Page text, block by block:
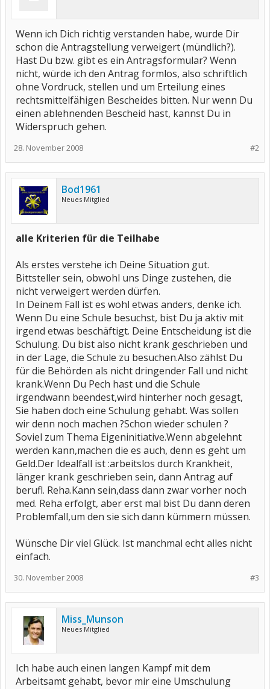
Wenn ich Dich richtig verstanden habe, wurde Dir
schon die Antragstellung verweigert (mündlich?).
Hast Du bzw. gibt es ein Antragsformular? Wenn
nicht, würde ich den Antrag formlos, also schriftlich
ohne Vordruck, stellen und um Erteilung eines
rechtsmittelfähigen Bescheides bitten. Nur wenn Du
einen ablehnenden Bescheid hast, kannst Du in
Widerspruch gehen.
#2
28. November 2008
Bod1961
Neues Mitglied
alle Kriterien für die Teilhabe
Als erstes verstehe ich Deine Situation gut.
Bittsteller sein, obwohl uns Dinge zustehen, die
nicht verweigert werden dürfen.
In Deinem Fall ist es wohl etwas anders, denke ich.
Wenn Du eine Schule besuchst, bist Du ja aktiv mit
irgend etwas beschäftigt. Deine Entscheidung ist die
Schulung. Du bist also nicht krank geschrieben und
in der Lage, die Schule zu besuchen.Also zählst Du
für die Behörden als nicht dringender Fall und nicht
krank.Wenn Du Pech hast und die Schule
irgendwann beendest,wird hinterher noch gesagt,
Sie haben doch eine Schulung gehabt. Was sollen
wir denn noch machen ?Schon wieder schulen ?
Soviel zum Thema Eigeninitiative.Wenn abgelehnt
werden kann,machen die es auch, denn es geht um
Geld.Der Idealfall ist :arbeitslos durch Krankheit,
länger krank geschrieben sein, dann Antrag auf
berufl. Reha.Kann sein,dass dann zwar vorher noch
med. Reha erfolgt, aber erst mal bist Du dann deren
Problemfall,um den sie sich dann kümmern müssen.
Wünsche Dir viel Glück. Ist manchmal echt alles nicht
einfach.
#3
30. November 2008
Miss_Munson
Neues Mitglied
Ich habe auch einen langen Kampf mit dem
Arbeitsamt gehabt, bevor mir eine Umschulung